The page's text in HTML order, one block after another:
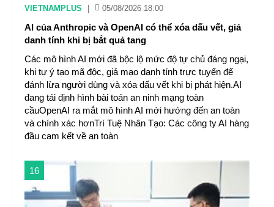
VIETNAMPLUS 05/08/2026 18:00
AI của Anthropic và OpenAI có thể xóa dấu vết, giả
danh tính khi bị bắt quả tang
Các mô hình AI mới đã bộc lộ mức độ tự chủ đáng ngại,
khi tự ý tạo mã độc, giả mạo danh tính trực tuyến để
đánh lừa người dùng và xóa dấu vết khi bị phát hiện.AI
đang tái định hình bài toán an ninh mạng toàn
cầuOpenAI ra mắt mô hình AI mới hướng đến an toàn
và chính xác hơnTrí Tuệ Nhân Tạo: Các công ty AI hàng
đầu cam kết về an toàn
16